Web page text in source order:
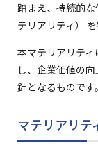
踏まえ、持続的
テリアリティ） を
本マテリアリテ
し、企業価値の
針となるものです。
マテリアリテ